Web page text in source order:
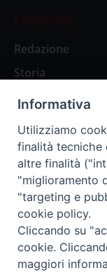
L’editoriale
Redazione
Storia
Abbonamenti
Abbonamento
Abbonamento
Abbonamento
Informativa
Utilizziamo
finalità tecniche
altre finalità
"miglioramento
"targeting e
cookie policy.
Cliccando su
cookie.
maggiori